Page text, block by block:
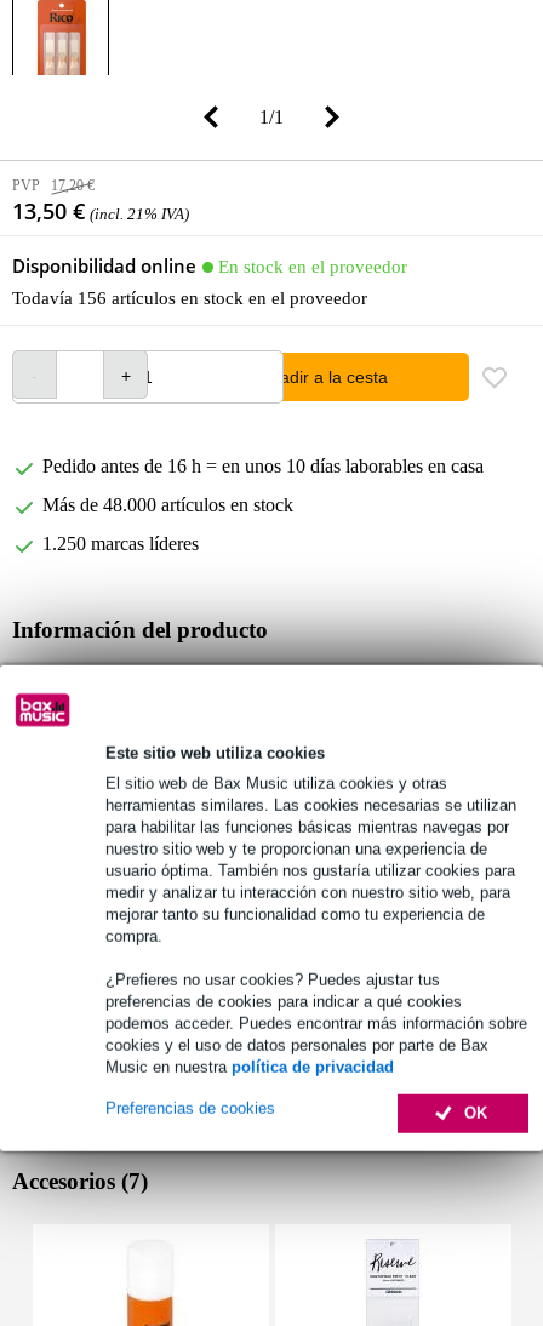
Este sitio web utiliza cookies
El sitio web de Bax Music utiliza cookies y otras
herramientas similares. Las cookies necesarias se utilizan
para habilitar las funciones básicas mientras navegas por
nuestro sitio web y te proporcionan una experiencia de
usuario óptima. También nos gustaría utilizar cookies para
medir y analizar tu interacción con nuestro sitio web, para
mejorar tanto su funcionalidad como tu experiencia de
compra.
¿Prefieres no usar cookies? Puedes ajustar tus
preferencias de cookies para indicar a qué cookies
podemos acceder. Puedes encontrar más información sobre
cookies y el uso de datos personales por parte de Bax
Music en nuestra política de privacidad
OK
Preferencias de cookies
1/1
PVP 17,20 €
13,50 € (incl. 21% IVA)
Disponibilidad online
En stock en el proveedor
Todavía 156 artículos en stock en el proveedor
añadir a la cesta
Pedido antes de 16 h = en unos 10 días laborables en casa
Más de 48.000 artículos en stock
1.250 marcas líderes
Información del producto
marca: Rico by D'Addario
Especificaciones completas
Véase también (19)
Accesorios (7)